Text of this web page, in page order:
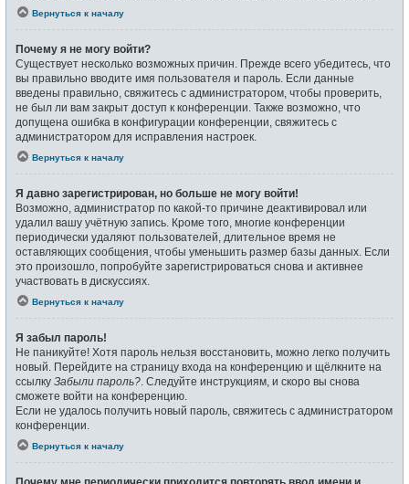
Вернуться к началу
Почему я не могу войти?
Существует несколько возможных причин. Прежде всего убедитесь, что
вы правильно вводите имя пользователя и пароль. Если данные
введены правильно, свяжитесь с администратором, чтобы проверить,
не был ли вам закрыт доступ к конференции. Также возможно, что
допущена ошибка в конфигурации конференции, свяжитесь с
администратором для исправления настроек.
Вернуться к началу
Я давно зарегистрирован, но больше не могу войти!
Возможно, администратор по какой-то причине деактивировал или
удалил вашу учётную запись. Кроме того, многие конференции
периодически удаляют пользователей, длительное время не
оставляющих сообщения, чтобы уменьшить размер базы данных. Если
это произошло, попробуйте зарегистрироваться снова и активнее
участвовать в дискуссиях.
Вернуться к началу
Я забыл пароль!
Не паникуйте! Хотя пароль нельзя восстановить, можно легко получить
новый. Перейдите на страницу входа на конференцию и щёлкните на
ссылку Забыли пароль? . Следуйте инструкциям, и скоро вы снова
сможете войти на конференцию.
Если не удалось получить новый пароль, свяжитесь с администратором
конференции.
Вернуться к началу